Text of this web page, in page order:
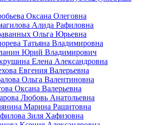
Оксана Олеговна
Алида Рафиловна
Ольга Юрьевна
Татьяна Владимировна
Юрий Владимирович
Елена Александровна
Евгения Валерьевна
Ольга Валентиновна
Оксана Валерьевна
Любовь Анатольевна
Марина Рашитовна
Зиля Хафизовна